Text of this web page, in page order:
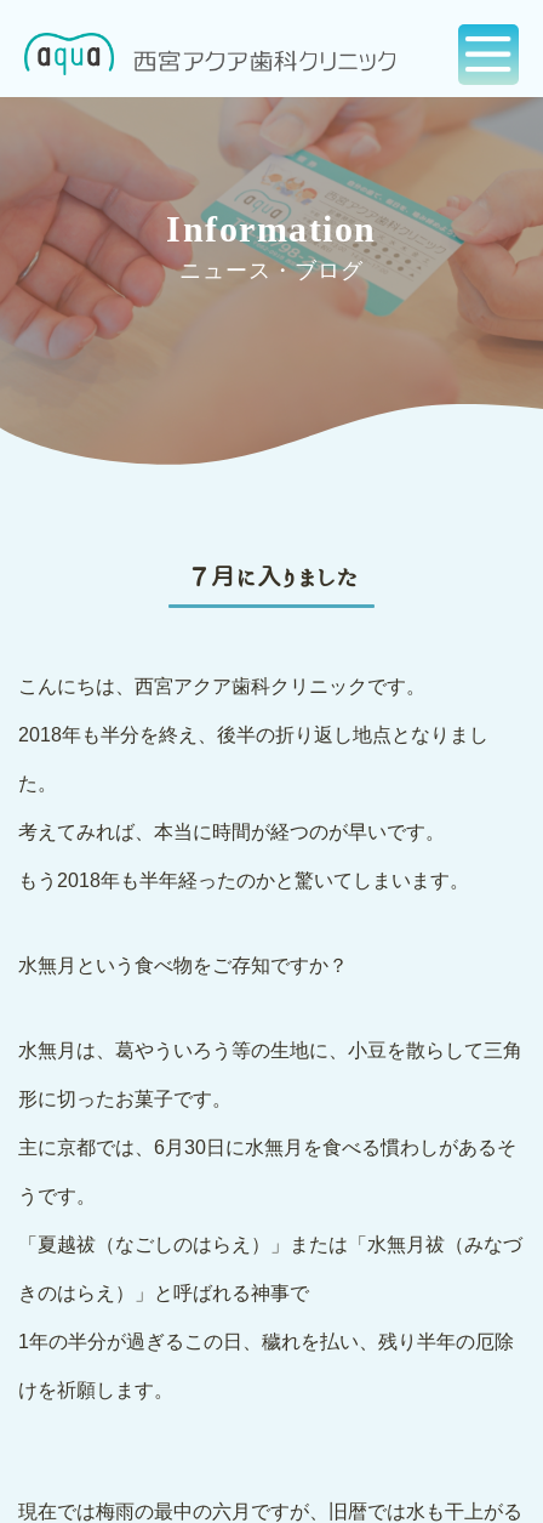
Information
ニュース・ブログ
７月に入りました
こんにちは、西宮アクア歯科クリニックです。
2018年も半分を終え、後半の折り返し地点となりまし
た。
考えてみれば、本当に時間が経つのが早いです。
もう2018年も半年経ったのかと驚いてしまいます。
水無月という食べ物をご存知ですか？
水無月は、葛やういろう等の生地に、小豆を散らして三角
形に切ったお菓子です。
主に京都では、6月30日に水無月を食べる慣わしがあるそ
うです。
「夏越祓（なごしのはらえ）」または「水無月祓（みなづ
きのはらえ）」と呼ばれる神事で
1年の半分が過ぎるこの日、穢れを払い、残り半年の厄除
けを祈願します。
現在では梅雨の最中の六月ですが、旧暦では水も干上がる